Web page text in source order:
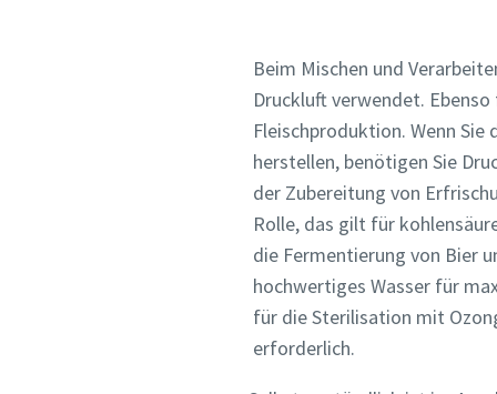
Beim Mischen und
Druckluft verwendet.
Fleischproduktion. Wenn
herstellen, benötigen Sie
der Zubereitung von
Rolle, das gilt für
die Fermentierung von Bier
hochwertiges Wasser für
für die Sterilisation mit
erforderlich.
Anti-
Anti-
Anti-